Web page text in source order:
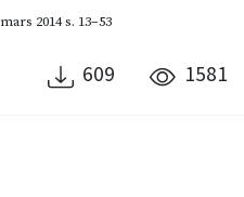
mars 2014s. 13–53
609 1581